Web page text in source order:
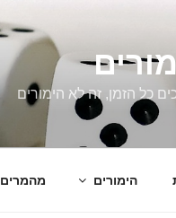
כל הזמן, זה לא הימורים
הימורים מהמרים